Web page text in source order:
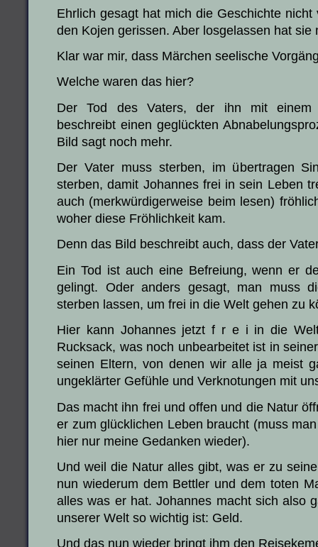
Ehrlich gesagt hat mich die Geschichte
den Kojen gerissen. Aber losgelassen hat sie
Klar war mir, dass Märchen seelische
Welche waren das hier?
Der Tod des Vaters, der ihn mit einem
beschreibt einen geglückten
Bild sagt noch mehr.
Der Vater muss sterben, im übertragen
sterben, damit Johannes frei in sein Leben
auch (merkwürdigerweise beim lesen)
woher diese Fröhlichkeit kam.
Denn das Bild beschreibt auch, dass der
Ein Tod ist auch eine Befreiung, wenn er
gelingt. Oder anders gesagt, man muss
sterben lassen, um frei in die Welt gehen zu
Hier kann Johannes jetzt f r e i in die
Rucksack, was noch unbearbeitet ist in
seinen Eltern, von denen wir alle ja meist
ungeklärter Gefühle und Verknotungen mit
Das macht ihn frei und offen und die Natur
er zum glücklichen Leben braucht (muss
hier nur meine Gedanken wieder).
Und weil die Natur alles gibt, was er zu
nun wiederum dem Bettler und dem toten
alles was er hat. Johannes macht sich also
unserer Welt so wichtig ist: Geld.
Und das nun wieder bringt ihm den